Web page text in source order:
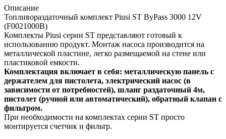
Описание
Топливораздаточный комплект Piusi ST ByPass 3000 12V
(F0021000B)
Комплекты Piusi серии ST представляют готовый к
использованию продукт. Монтаж насоса производится на
металлической пластине, легко размещаемой на стене или
пластиковой емкости.
Комплектация включает в себя: металлическую панель с
держателем для пистолета, электрический насос (в
зависимости от потребностей), шланг раздаточный 4м,
пистолет (ручной или автоматический), обратный клапан с
фильтром.
При необходимости на комплектах серии ST просто
монтируется счетчик и фильтр.